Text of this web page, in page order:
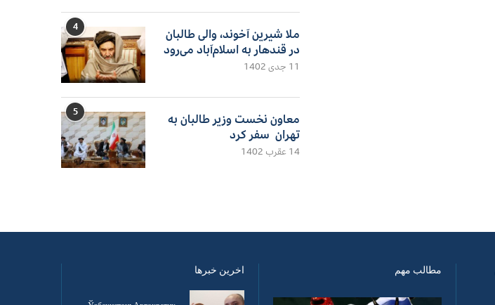
4
ملا شیرین آخوند، والی طالبان
در قندهار به اسلام‌آباد می‌رود
11 جدی 1402
5
معاون نخست وزیر طالبان به
تهران سفر کرد
14 عقرب 1402
مطالب مهم اخرین خبرها